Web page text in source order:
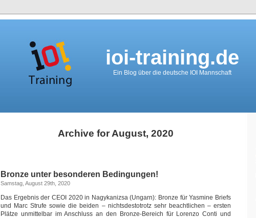
ioi-training.de
Ein Blog über die deutsche IOI Mannschaft
Archive for August, 2020
Bronze unter besonderen Bedingungen!
Samstag, August 29th, 2020
Das Ergebnis der CEOI 2020 in Nagykanizsa (Ungarn): Bronze für Yasmine Briefs
und Marc Strufe sowie die beiden – nichtsdestotrotz sehr beachtlichen – ersten
Plätze unmittelbar im Anschluss an den Bronze-Bereich für Lorenzo Conti und